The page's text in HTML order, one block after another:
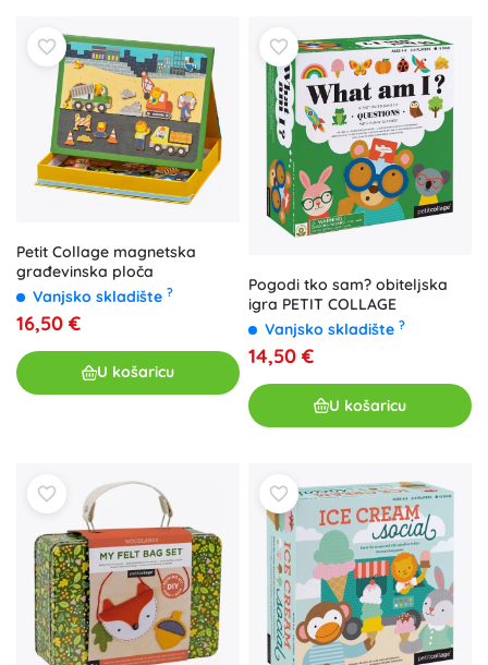
Petit Collage magnetska
građevinska ploča
Vanjsko skladište ?
16,50 €
U košaricu
Pogodi tko sam? obiteljska
igra PETIT COLLAGE
Vanjsko skladište ?
14,50 €
U košaricu